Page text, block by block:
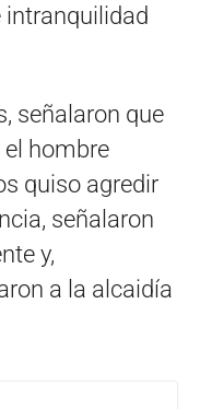
intranquilidad
señalaron que
hombre
quiso agredir
señalaron
y,
a la alcaidía